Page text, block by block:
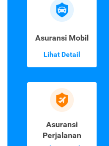
Asuransi Mobil
Lihat Detail
Asuransi
Perjalanan